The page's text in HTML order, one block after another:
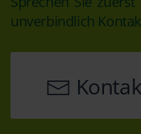
unverbindlich